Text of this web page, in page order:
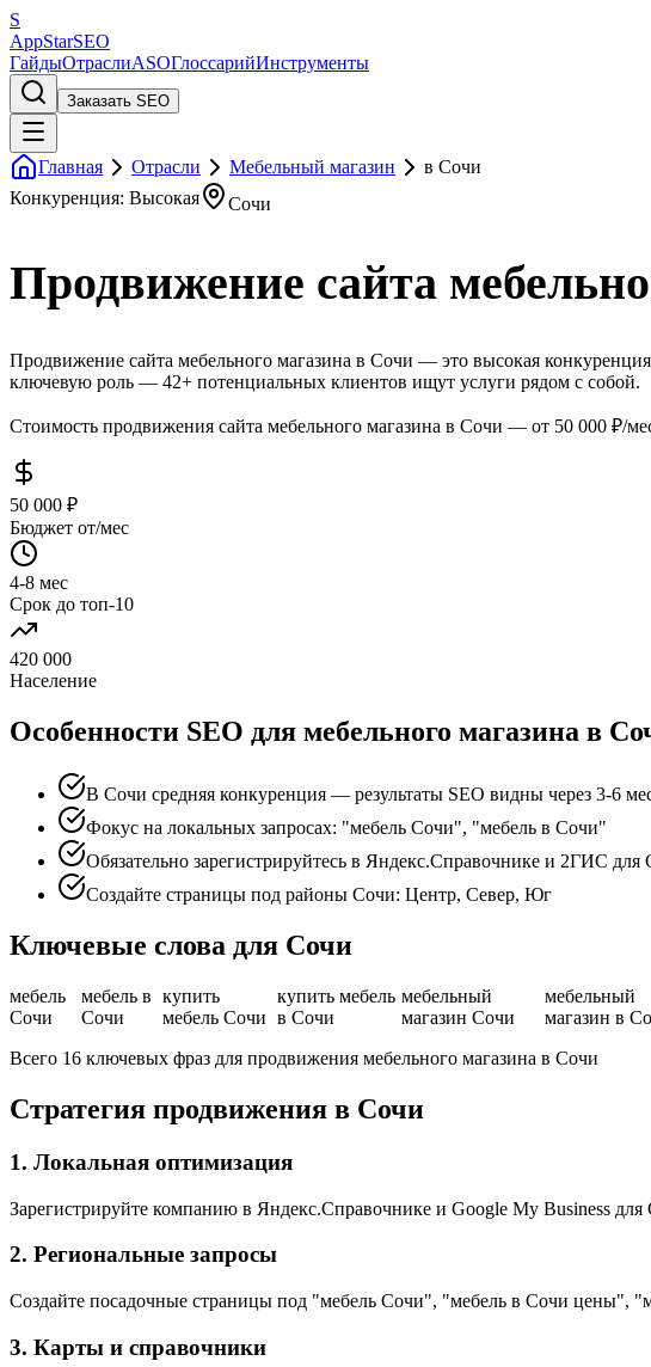
S
AppStarSEO
ГайдыОтраслиASOГлоссарийИнструменты
Заказать SEO
Главная Отрасли Мебельный магазин
в Сочи
Конкуренция: Высокая
Сочи
Продвижение сайта
Продвижение сайта мебельного магазина в Сочи — это высокая
ключевую роль — 42+ потенциальных клиентов ищут услуги рядом с собой.
Стоимость продвижения сайта мебельного магазина в Сочи — от 50 000 ₽/
50 000 ₽
Бюджет от/мес
4-8 мес
Срок до топ-10
420 000
Население
Особенности SEO для мебельного магазина в
В Сочи средняя конкуренция — результаты SEO видны через 3-6
Фокус на локальных запросах: "мебель Сочи", "мебель в Сочи"
Обязательно зарегистрируйтесь в Яндекс.Справочнике и 2ГИС для
Создайте страницы под районы Сочи: Центр, Север, Юг
Ключевые слова для Сочи
мебель
Сочи
мебель в
Сочи
купить
мебель Сочи
купить мебель
в Сочи
мебельный
магазин Сочи
мебельный
магазин в
Всего 16 ключевых фраз для продвижения мебельного магазина в Сочи
Стратегия продвижения в Сочи
1. Локальная оптимизация
Зарегистрируйте компанию в Яндекс.Справочнике и Google My Business для
2. Региональные запросы
Создайте посадочные страницы под "мебель Сочи", "мебель в Сочи цены",
3. Карты и справочники